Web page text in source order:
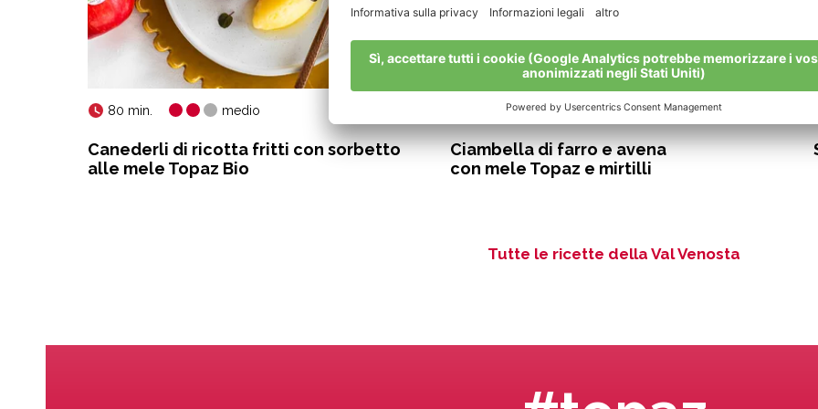
80 min. medio
Canederli di ricotta fritti con sorbetto
alle mele Topaz Bio
90 min. facile
Ciambella di farro e avena
con mele Topaz e mirtilli
Tutte le ricette della Val Venosta